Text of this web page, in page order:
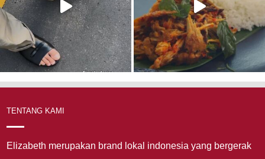
TENTANG KAMI
Elizabeth merupakan brand lokal indonesia yang bergerak